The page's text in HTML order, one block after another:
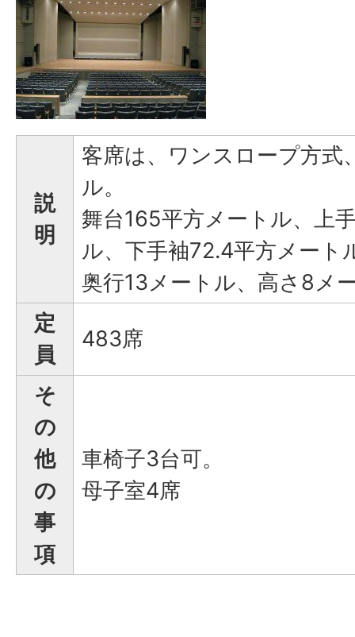
説
明
客席は、ワンスロープ方式
ル。
舞台165平方メートル、上
ル、下手袖72.4平方メート
奥行13メートル、高さ8メ
定
員
483席
そ
の
他
の
事
項
車椅子3台可。
母子室4席